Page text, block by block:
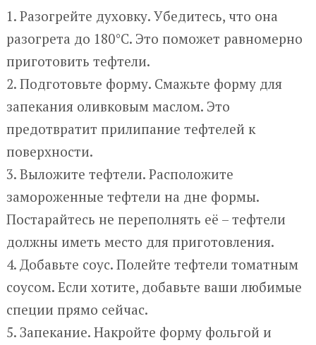
1. Разогрейте духовку. Убедитесь, что она
разогрета до 180°C. Это поможет равномерно
приготовить тефтели.
2. Подготовьте форму. Смажьте форму для
запекания оливковым маслом. Это
предотвратит прилипание тефтелей к
поверхности.
3. Выложите тефтели. Расположите
замороженные тефтели на дне формы.
Постарайтесь не переполнять её – тефтели
должны иметь место для приготовления.
4. Добавьте соус. Полейте тефтели томатным
соусом. Если хотите, добавьте ваши любимые
специи прямо сейчас.
5. Запекание. Накройте форму фольгой и